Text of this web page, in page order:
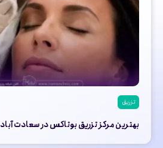
تزریق
بهترین مرکز تزریق بوتاکس در سعادت آباد